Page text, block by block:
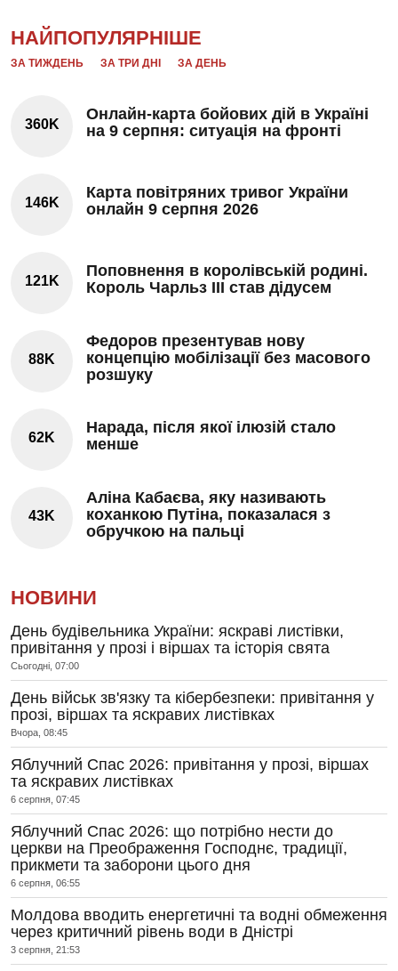
НАЙПОПУЛЯРНІШЕ
ЗА ТИЖДЕНЬ ЗА ТРИ ДНІ ЗА ДЕНЬ
360K
Онлайн-карта бойових дій в Україні
на 9 серпня: ситуація на фронті
146K
Карта повітряних тривог України
онлайн 9 серпня 2026
121K
Поповнення в королівській родині.
Король Чарльз III став дідусем
88K
Федоров презентував нову
концепцію мобілізації без масового
розшуку
62K
Нарада, після якої ілюзій стало
менше
43K
Аліна Кабаєва, яку називають
коханкою Путіна, показалася з
обручкою на пальці
НОВИНИ
День будівельника України: яскраві листівки,
привітання у прозі і віршах та історія свята
Сьогодні, 07:00
День військ зв'язку та кібербезпеки: привітання у
прозі, віршах та яскравих листівках
Вчора, 08:45
Яблучний Спас 2026: привітання у прозі, віршах
та яскравих листівках
6 серпня, 07:45
Яблучний Спас 2026: що потрібно нести до
церкви на Преображення Господнє, традиції,
прикмети та заборони цього дня
6 серпня, 06:55
Молдова вводить енергетичні та водні обмеження
через критичний рівень води в Дністрі
3 серпня, 21:53